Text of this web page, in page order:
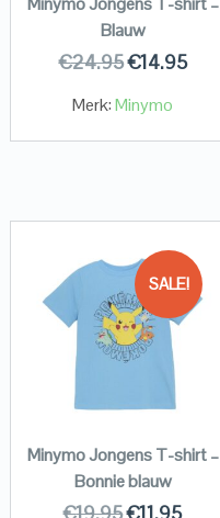
Blauw
€24.95€14.95
Merk:Minymo
SALE!
Minymo Jongens T-shirt –
Bonnie blauw
€19.95€11.95